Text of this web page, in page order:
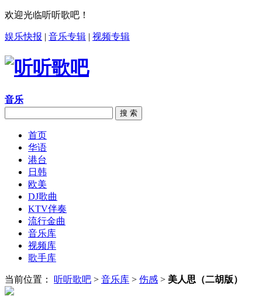
欢迎光临听听歌吧！
娱乐快报 | 音乐专辑 | 视频专辑
音乐
搜 索
首页
华语
港台
日韩
欧美
DJ歌曲
KTV伴奏
流行金曲
音乐库
视频库
歌手库
当前位置： 听听歌吧 > 音乐库 > 伤感 > 美人思（二胡版）